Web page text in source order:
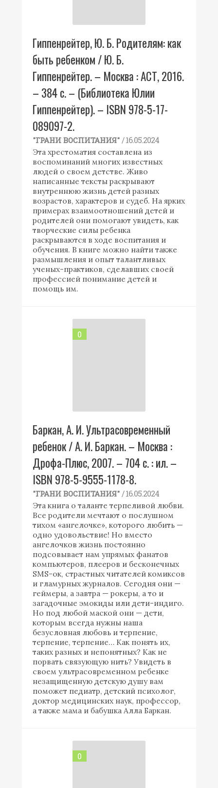
Гиппенрейтер, Ю. Б. Родителям: как
быть ребенком / Ю. Б.
Гиппенрейтер. – Москва : АСТ, 2016.
– 384 с. – (Библиотека Юлии
Гиппенрейтер). – ISBN 978-5-17-
089097-2.
"ГРАНИ ВОСПИТАНИЯ" / 16.05.2024
Эта хрестоматия составлена из
воспоминаний многих известных
людей о своем детстве. Живо
написанные тексты раскрывают
внутреннюю жизнь детей разных
возрастов, характеров и судеб. На ярких
примерах взаимоотношений детей и
родителей они помогают увидеть, как
творческие силы ребенка
раскрываются в ходе воспитания и
обучения. В книге можно найти также
размышления и опыт талантливых
ученых-практиков, сделавших своей
профессией понимание детей и
помощь им.
0
Баркан, А. И. Ультрасовременный
ребенок / А. И. Баркан. – Москва :
Дрофа-Плюс, 2007. – 704 с. : ил. –
ISBN 978-5-9555-1178-8.
"ГРАНИ ВОСПИТАНИЯ" / 16.05.2024
Эта книга о таланте терпеливой любви.
Все родители мечтают о послушном
тихом «ангелочке», которого любить —
одно удовольствие! Но вместо
ангелочков жизнь постоянно
подсовывает нам упрямых фанатов
компьютеров, плееров и бесконечных
SMS-ок, страстных читателей комиксов
и гламурных журналов. Сегодня они —
геймеры, а завтра — рокеры, а то и
загадочные эмокиды или дети-индиго.
Но под любой маской они — дети,
которым всегда нужны наша
безусловная любовь и терпение,
терпение, терпение… Как понять их,
таких разных и непонятных? Как не
порвать связующую нить? Увидеть в
своем ультрасовременном ребенке
незащищенную детскую душу вам
поможет педиатр, детский психолог,
доктор медицинских наук, профессор,
а также мама и бабушка Алла Баркан.
0